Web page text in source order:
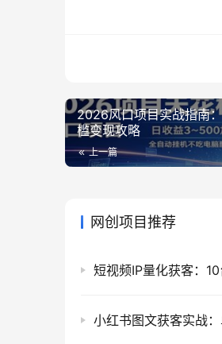
2026风口项目实战指南
槛变现攻略
上一篇
网创项目推荐